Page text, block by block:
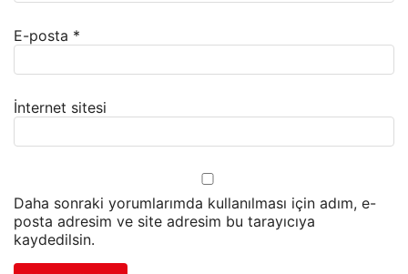
E-posta *
İnternet sitesi
Daha sonraki yorumlarımda kullanılması için adım, e-
posta adresim ve site adresim bu tarayıcıya
kaydedilsin.